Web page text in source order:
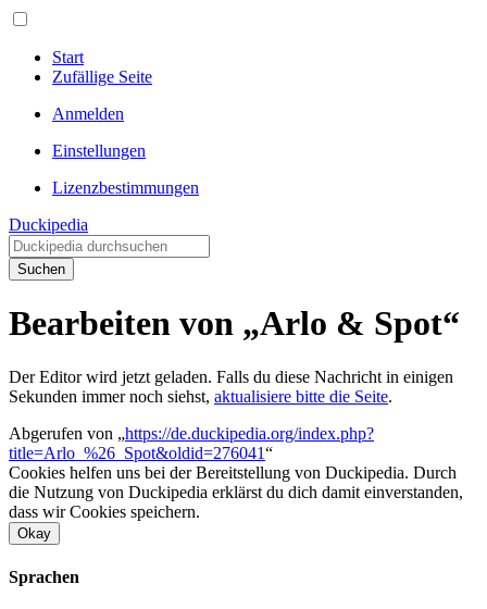
Start
Zufällige Seite
Anmelden
Einstellungen
Lizenzbestimmungen
Duckipedia
Suchen
Bearbeiten von „Arlo & Spot“
Der Editor wird jetzt geladen. Falls du diese Nachricht in einigen
Sekunden immer noch siehst, aktualisiere bitte die Seite.
Abgerufen von „https://de.duckipedia.org/index.php?
title=Arlo_%26_Spot&oldid=276041“
Cookies helfen uns bei der Bereitstellung von Duckipedia. Durch
die Nutzung von Duckipedia erklärst du dich damit einverstanden,
dass wir Cookies speichern.
Okay
Sprachen